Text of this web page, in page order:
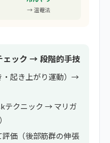
→ 温罨法
ェック → 段階的手技
・起き上がり運動）→
テクニック → マリガ
価（後部筋群の伸張